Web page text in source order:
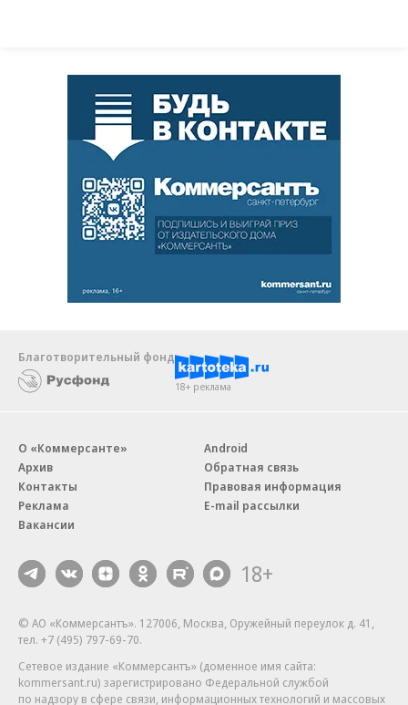
Благотворительный фонд
18+ реклама
О «Коммерсанте»
Архив
Контакты
Реклама
Вакансии
Android
Обратная связь
Правовая информация
E-mail рассылки
18+
© АО «Коммерсантъ». 127006, Москва, Оружейный переулок д. 41,
тел. +7 (495) 797-69-70.
Сетевое издание «Коммерсантъ» (доменное имя сайта:
kommersant.ru) зарегистрировано Федеральной службой
по надзору в сфере связи, информационных технологий и массовых